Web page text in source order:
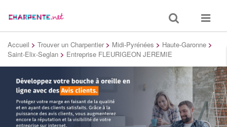
Toggle
search
Toggle
Accueil > Trouver un Charpentier > Midi-Pyrénées > Haute-Garonne >
Saint-Elix-Seglan > Entreprise FLEURIGEON JEREMIE